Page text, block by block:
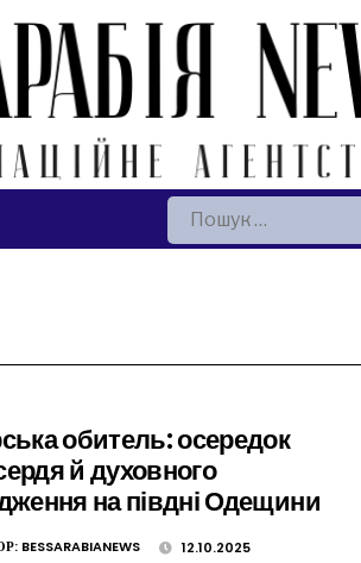
Пошук:
обитель: осередок
й духовного
на півдні Одещини
BESSARABIANEWS 12.10.2025